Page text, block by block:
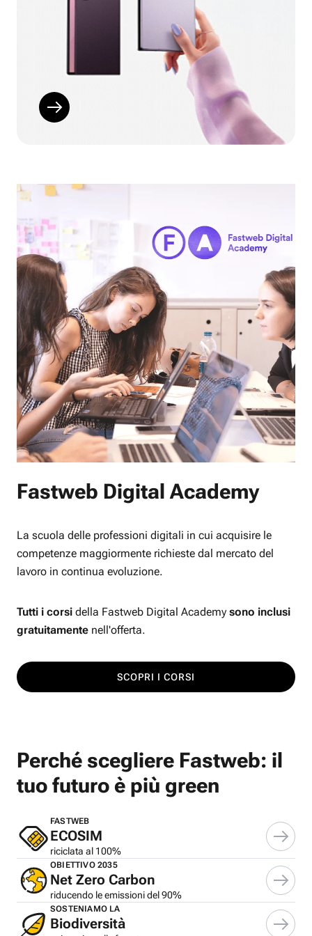
Fastweb Digital Academy
La scuola delle professioni digitali in cui acquisire le
competenze maggiormente richieste dal mercato del
lavoro in continua evoluzione.
Tutti i corsi della Fastweb Digital Academy sono inclusi
gratuitamente nell'offerta.
SCOPRI I CORSI
Perché scegliere Fastweb: il
tuo futuro è più green
FASTWEB
ECOSIM
riciclata al 100%
OBIETTIVO 2035
Net Zero Carbon
riducendo le emissioni del 90%
SOSTENIAMO LA
Biodiversità